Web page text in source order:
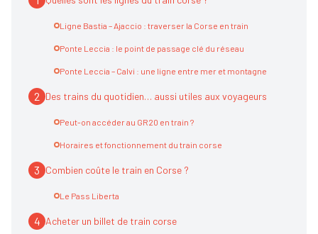
Ligne Bastia – Ajaccio : traverser la Corse en train
Ponte Leccia : le point de passage clé du réseau
Ponte Leccia – Calvi : une ligne entre mer et montagne
2 Des trains du quotidien… aussi utiles aux voyageurs
Peut-on accéder au GR20 en train ?
Horaires et fonctionnement du train corse
3 Combien coûte le train en Corse ?
Le Pass Liberta
4 Acheter un billet de train corse